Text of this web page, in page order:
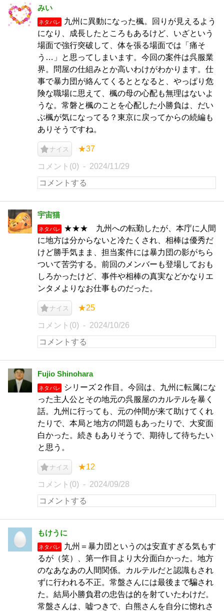
みい
ネタバレ
九州に異動になった楓。回りが見えるよう
になり、成長したところもあるけど、いざという
場面で強行突破して、体を張る場面では「痛そ
う…」と思ってしまいます。今回の案件は呉服業
界。問屋の仕組みとか高いわけがわかります。仕
事で暴力団が絡んてくるととなると、やっぱり危
険な職場に思えて、楓の母の心配も無理はないよ
うな。常磐と楓のことを心配した小勝負は、だい
ぶ楓が気になってる？東京に戻ってからの続編も
ありそうですね。
ナイス ★37
コメント(0) 2024/11/29
宇宙猫
ネタバレ
★★★ 九州への転勤したが、本庁に人間
に地方は分からないと冷たくされ、相棒は優秀だ
けど勝手気まま、担当案件には暴力団の影がちら
ついて苦労する。前回のメンバーも登場しておも
しろかったけど、事件や相棒の真実などかなりエ
ンタメよりなお仕事ものだった。
ナイス ★25
コメント(0) 2024/10/26
Fujio Shinohara
ネタバレ
シリーズ２作目。今回は、九州に転属にな
った主人公とその地元の呉服屋のカルテルを暴く
話。九州に行っても、元の仲間が来て助けてくれ
たりで、本局と地方の問題もあったりで、大変面
白かった。続きもありそうで、期待して待ちたい
と思う。
ナイス ★12
コメント(0) 2024/09/28
もけうに
ネタバレ
九州＝暴力団というのは安直すぎる気もす
るが（笑）、第一作目より大分面白かった。地方
のなあなあの人間関係。カルテルだと認識もされ
ずに行われる不正。常盤さんには最後まで騙され
た。結局小勝負君の忠告は的を射ていたわけだ。
常盤さんは、嘘つきで、白熊さんを自分に惚れさ